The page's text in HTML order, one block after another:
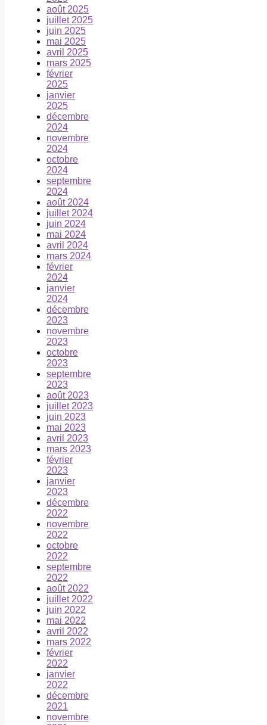
août 2025
juillet 2025
juin 2025
mai 2025
avril 2025
mars 2025
février
2025
janvier
2025
décembre
2024
novembre
2024
octobre
2024
septembre
2024
août 2024
juillet 2024
juin 2024
mai 2024
avril 2024
mars 2024
février
2024
janvier
2024
décembre
2023
novembre
2023
octobre
2023
septembre
2023
août 2023
juillet 2023
juin 2023
mai 2023
avril 2023
mars 2023
février
2023
janvier
2023
décembre
2022
novembre
2022
octobre
2022
septembre
2022
août 2022
juillet 2022
juin 2022
mai 2022
avril 2022
mars 2022
février
2022
janvier
2022
décembre
2021
novembre